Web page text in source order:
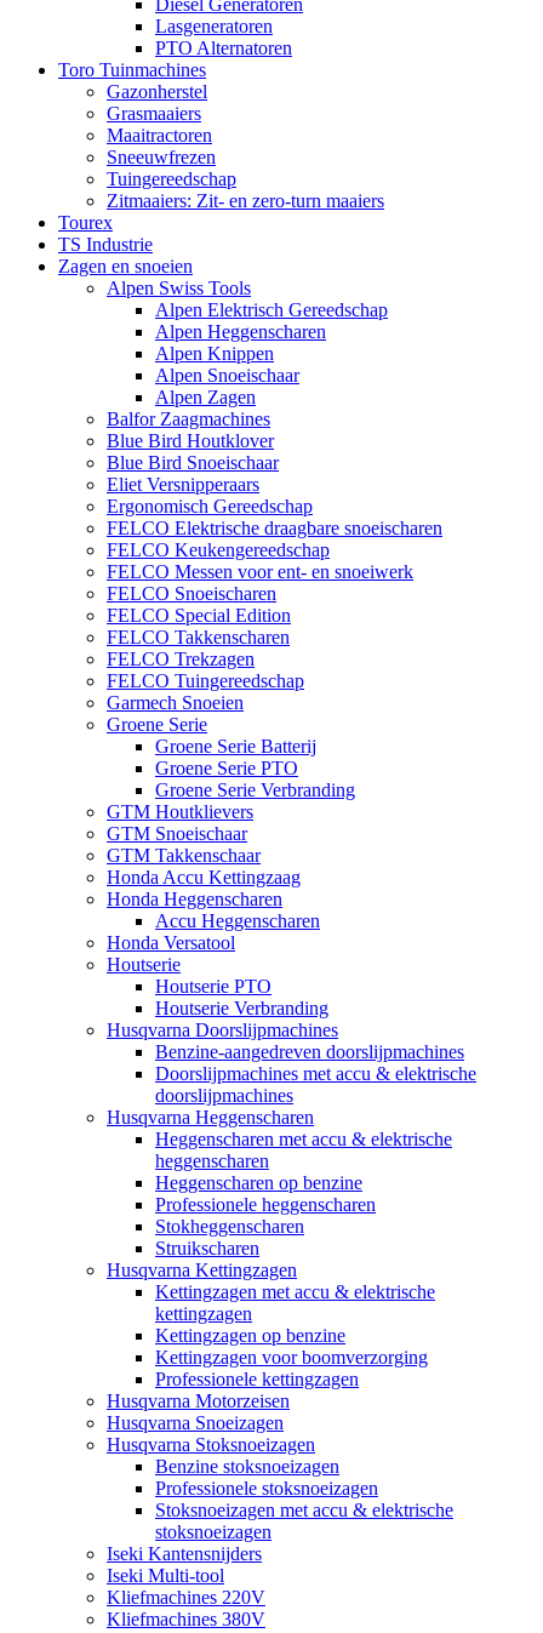
Lasgeneratoren
PTO Alternatoren
Toro Tuinmachines
Gazonherstel
Grasmaaiers
Maaitractoren
Sneeuwfrezen
Tuingereedschap
Zitmaaiers: Zit- en zero-turn maaiers
Tourex
TS Industrie
Zagen en snoeien
Alpen Swiss Tools
Alpen Elektrisch Gereedschap
Alpen Heggenscharen
Alpen Knippen
Alpen Snoeischaar
Alpen Zagen
Balfor Zaagmachines
Blue Bird Houtklover
Blue Bird Snoeischaar
Eliet Versnipperaars
Ergonomisch Gereedschap
FELCO Elektrische draagbare snoeischaren
FELCO Keukengereedschap
FELCO Messen voor ent- en snoeiwerk
FELCO Snoeischaren
FELCO Special Edition
FELCO Takkenscharen
FELCO Trekzagen
FELCO Tuingereedschap
Garmech Snoeien
Groene Serie
Groene Serie Batterij
Groene Serie PTO
Groene Serie Verbranding
GTM Houtklievers
GTM Snoeischaar
GTM Takkenschaar
Honda Accu Kettingzaag
Honda Heggenscharen
Accu Heggenscharen
Honda Versatool
Houtserie
Houtserie PTO
Houtserie Verbranding
Husqvarna Doorslijpmachines
Benzine-aangedreven doorslijpmachines
Doorslijpmachines met accu & elektrische
doorslijpmachines
Husqvarna Heggenscharen
Heggenscharen met accu & elektrische
heggenscharen
Heggenscharen op benzine
Professionele heggenscharen
Stokheggenscharen
Struikscharen
Husqvarna Kettingzagen
Kettingzagen met accu & elektrische
kettingzagen
Kettingzagen op benzine
Kettingzagen voor boomverzorging
Professionele kettingzagen
Husqvarna Motorzeisen
Husqvarna Snoeizagen
Husqvarna Stoksnoeizagen
Benzine stoksnoeizagen
Professionele stoksnoeizagen
Stoksnoeizagen met accu & elektrische
stoksnoeizagen
Iseki Kantensnijders
Iseki Multi-tool
Kliefmachines 220V
Kliefmachines 380V